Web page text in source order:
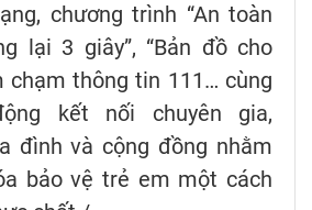
chương trình “An toàn
lại 3 giây”, “Bản đồ cho
chạm thông tin 111… cùng
kết nối chuyên gia,
đình và cộng đồng nhằm
bảo vệ trẻ em một cách